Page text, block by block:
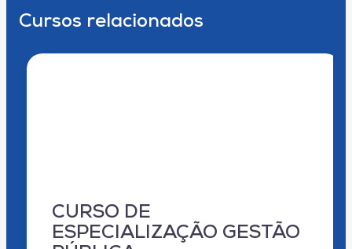
Cursos relacionados
CURSO DE
ESPECIALIZAÇÃO GESTÃO